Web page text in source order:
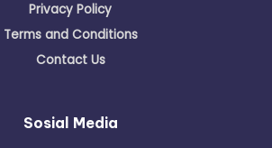
Privacy Policy
Terms and Conditions
Contact Us
Sosial Media